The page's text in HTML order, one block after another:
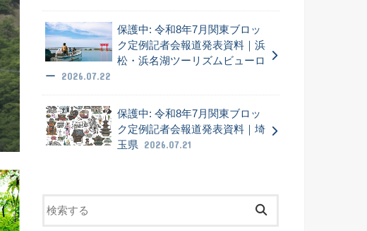
保護中: 令和8年7月関東ブロッ
ク定例記者会報道発表資料｜浜
松・浜名湖ツーリズムビューロ
ー
2026.07.22
保護中: 令和8年7月関東ブロッ
ク定例記者会報道発表資料｜埼
玉県
2026.07.21